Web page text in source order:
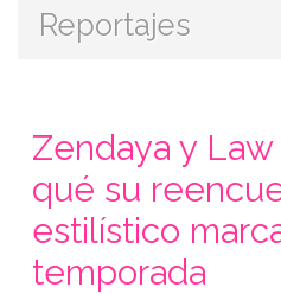
Reportajes
Zendaya y
qué su
estilístico
temporada